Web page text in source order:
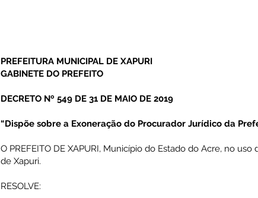
PREFEITURA MUNICIPAL DE XAPURI
GABINETE DO PREFEITO
DECRETO Nº 549 DE 31 DE MAIO DE 2019
“Dispõe sobre a Exoneração do Procurador Jurídico da
O PREFEITO DE XAPURI, Município do Estado do Acre, no
de Xapuri.
RESOLVE: